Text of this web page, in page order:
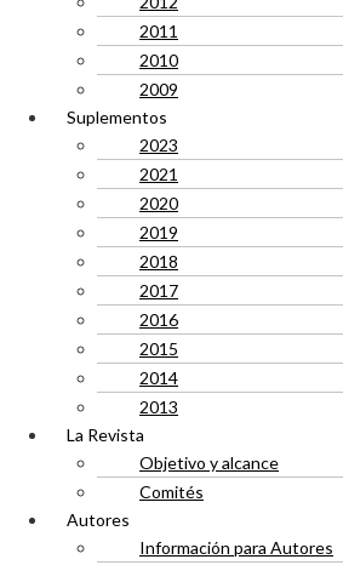
2011
2010
2009
Suplementos
2023
2021
2020
2019
2018
2017
2016
2015
2014
2013
La Revista
Objetivo y alcance
Comités
Autores
Información para Autores